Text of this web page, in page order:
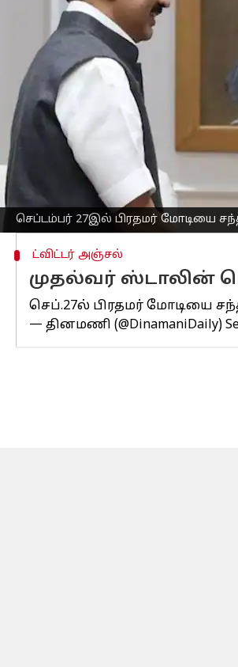
செப்டம்பர் 27இல் பிரதமர் மோடியை
செய்தி முன்னோட்டம்
தமிழக முதல்வர்
குறிப்பாக சென்னை
அபியான் (எஸ்எஸ்ஏ)
துறைகளுக்கான
இந்த பயணத்தின் போது,
எதிர்பார்க்கப்படுகிறது.
முன்னதாக, அமெரிக்கா
ட்விட்டர் அஞ்சல்
முதல்வர் ஸ்டாலின்
செப்.27ல் பிரதமர் மோடியை
— தினமணி (@DinamaniDaily)